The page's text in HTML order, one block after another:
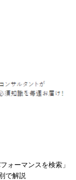
ォーマンスを検索」
で解説